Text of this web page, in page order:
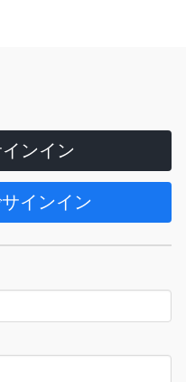
ンイン
インイン